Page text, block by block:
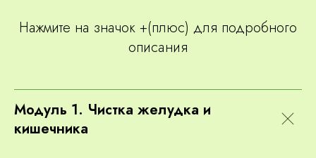
Нажмите на значок +(плюс) для подробного
описания
Модуль 1. Чистка желудка и
кишечника